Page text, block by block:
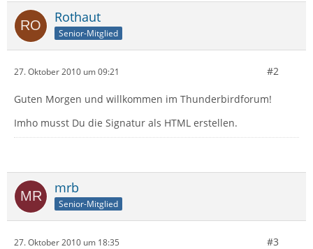
Rothaut
Senior-Mitglied
27. Oktober 2010 um 09:21 #2
Guten Morgen und willkommen im Thunderbirdforum!
Imho musst Du die Signatur als HTML erstellen.
mrb
Senior-Mitglied
27. Oktober 2010 um 18:35 #3